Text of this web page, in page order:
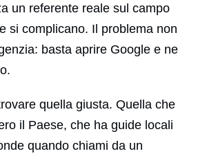
un referente reale sul campo
si complicano. Il problema non
basta aprire Google e ne
quella giusta. Quella che
il Paese, che ha guide locali
quando chiami da un